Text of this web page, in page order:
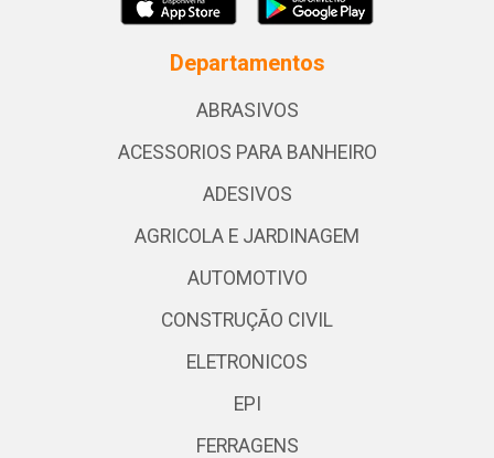
Departamentos
ABRASIVOS
ACESSORIOS PARA BANHEIRO
ADESIVOS
AGRICOLA E JARDINAGEM
AUTOMOTIVO
CONSTRUÇÃO CIVIL
ELETRONICOS
EPI
FERRAGENS